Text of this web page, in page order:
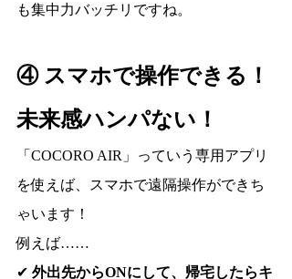
も集中力バッチリですね。
④ スマホで操作できる！
未来感ハンパない！
「COCORO AIR」っていう専用アプリ
を使えば、スマホで遠隔操作ができち
ゃいます！
例えば……
✔ 外出先からONにして、帰宅したらキ